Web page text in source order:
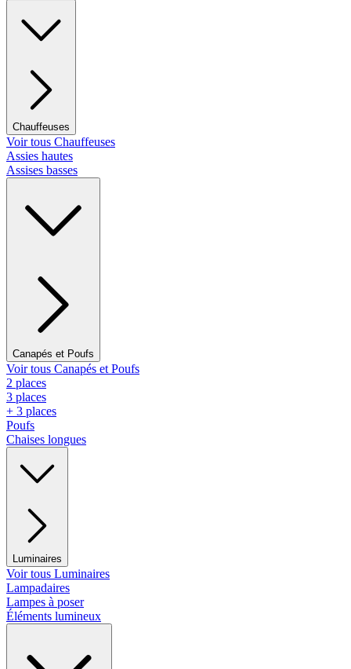
Chauffeuses
Voir tous Chauffeuses
Assies hautes
Assises basses
Canapés et Poufs
Voir tous Canapés et Poufs
2 places
3 places
+ 3 places
Poufs
Chaises longues
Luminaires
Voir tous Luminaires
Lampadaires
Lampes à poser
Éléments lumineux